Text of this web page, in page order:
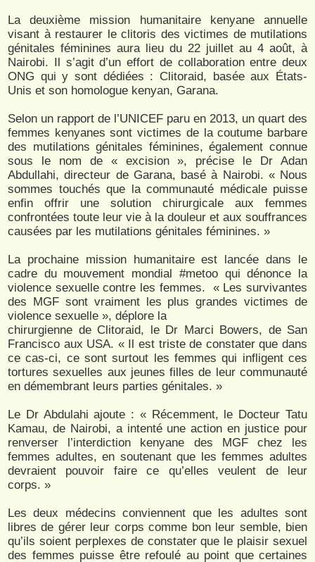
La deuxième mission humanitaire kenyane annuelle
visant à restaurer le clitoris des victimes de mutilations
génitales féminines aura lieu du 22 juillet au 4 août, à
Nairobi. Il s’agit d’un effort de collaboration entre deux
ONG qui y sont dédiées : Clitoraid, basée aux États-
Unis et son homologue kenyan, Garana.
Selon un rapport de l’UNICEF paru en 2013, un quart des
femmes kenyanes sont victimes de la coutume barbare
des mutilations génitales féminines, également connue
sous le nom de « excision », précise le Dr Adan
Abdullahi, directeur de Garana, basé à Nairobi. « Nous
sommes touchés que la communauté médicale puisse
enfin offrir une solution chirurgicale aux femmes
confrontées toute leur vie à la douleur et aux souffrances
causées par les mutilations génitales féminines. »
La prochaine mission humanitaire est lancée dans le
cadre du mouvement mondial #metoo qui dénonce la
violence sexuelle contre les femmes. « Les survivantes
des MGF sont vraiment les plus grandes victimes de
violence sexuelle », déplore la
chirurgienne de Clitoraid, le Dr Marci Bowers, de San
Francisco aux USA. « Il est triste de constater que dans
ce cas-ci, ce sont surtout les femmes qui infligent ces
tortures sexuelles aux jeunes filles de leur communauté
en démembrant leurs parties génitales. »
Le Dr Abdulahi ajoute : « Récemment, le Docteur Tatu
Kamau, de Nairobi, a intenté une action en justice pour
renverser l’interdiction kenyane des MGF chez les
femmes adultes, en soutenant que les femmes adultes
devraient pouvoir faire ce qu’elles veulent de leur
corps. »
Les deux médecins conviennent que les adultes sont
libres de gérer leur corps comme bon leur semble, bien
qu’ils soient perplexes de constater que le plaisir sexuel
des femmes puisse être refoulé au point que certaines